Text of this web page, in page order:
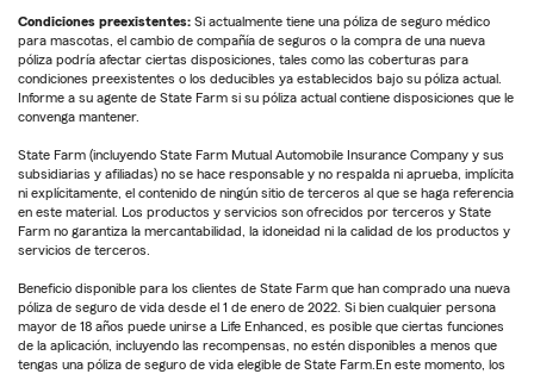
Condiciones preexistentes: Si actualmente tiene una póliza de seguro médico
para mascotas, el cambio de compañía de seguros o la compra de una nueva
póliza podría afectar ciertas disposiciones, tales como las coberturas para
condiciones preexistentes o los deducibles ya establecidos bajo su póliza actual.
Informe a su agente de State Farm si su póliza actual contiene disposiciones que le
convenga mantener.
State Farm (incluyendo State Farm Mutual Automobile Insurance Company y sus
subsidiarias y afiliadas) no se hace responsable y no respalda ni aprueba, implícita
ni explícitamente, el contenido de ningún sitio de terceros al que se haga referencia
en este material. Los productos y servicios son ofrecidos por terceros y State
Farm no garantiza la mercantabilidad, la idoneidad ni la calidad de los productos y
servicios de terceros.
Beneficio disponible para los clientes de State Farm que han comprado una nueva
póliza de seguro de vida desde el 1 de enero de 2022. Si bien cualquier persona
mayor de 18 años puede unirse a Life Enhanced, es posible que ciertas funciones
de la aplicación, incluyendo las recompensas, no estén disponibles a menos que
tengas una póliza de seguro de vida elegible de State Farm.En este momento, los